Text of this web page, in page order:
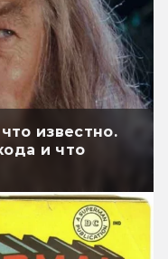
известно.
и что